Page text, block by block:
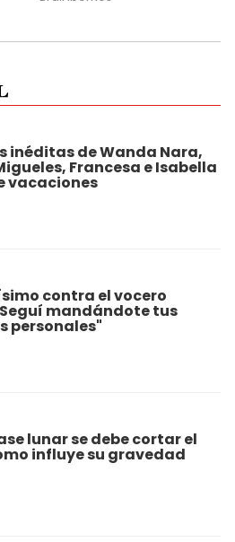
inéditas de Wanda Nara,
Francesa e Isabella
vacaciones
contra el vocero
mandándote tus
personales"
lunar se debe cortar el
influye su gravedad